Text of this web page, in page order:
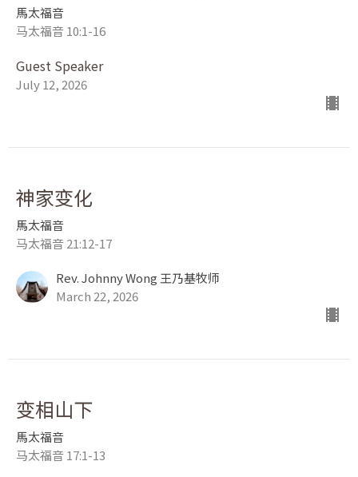
馬太福音
马太福音 10:1-16
Guest Speaker
July 12, 2026
神家变化
馬太福音
马太福音 21:12-17
Rev. Johnny Wong 王乃基牧师
March 22, 2026
变相山下
馬太福音
马太福音 17:1-13